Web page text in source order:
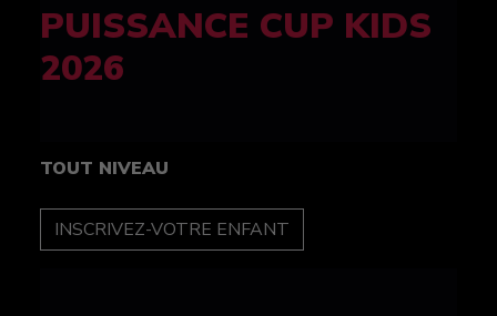
FELINE CUP 100%
féminine
TOUT NIVEAU
INSCRIPTION